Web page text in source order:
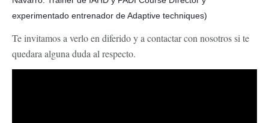
experimentado entrenador de Adaptive techniques)
Te invitamos a verlo en diferido y a contactar con nosotros si te
quedara alguna duda al respecto.